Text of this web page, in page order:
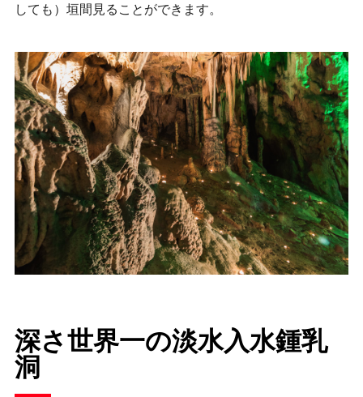
しても）垣間見ることができます。
深さ世界一の淡水入水鍾乳
洞